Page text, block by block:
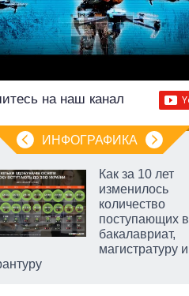
на наш канал
ИНФОГРАФИКА
Как за 10 лет
изменилось
количество
поступающих в
бакалавриат,
магистратуру и